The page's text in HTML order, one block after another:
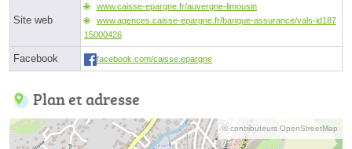
Site web
www.caisse-epargne.fr/auvergne-limousin
www.agences.caisse-epargne.fr/banque-assurance/vals-id187
15000426
Facebook facebook.com/caisse.epargne
Plan et adresse
© contributeurs OpenStreetMap